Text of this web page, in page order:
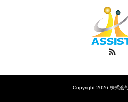
Copyright 2026 株式会